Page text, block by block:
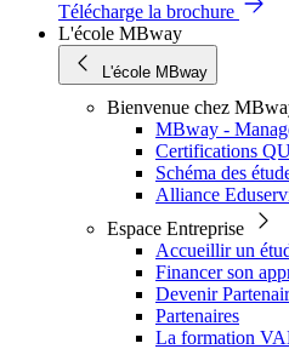
Télécharge la brochure
L'école MBway
L'école MBway
Bienvenue chez
MBway -
Certifications
Schéma des
Alliance
Espace Entreprise
Accueillir un
Financer son
Devenir
Partenaires
La formation